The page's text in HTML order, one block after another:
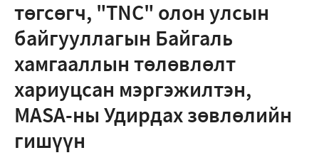
төгсөгч, "TNC" олон улсын
байгууллагын Байгаль
хамгааллын төлөвлөлт
хариуцсан мэргэжилтэн,
MASA-ны Удирдах зөвлөлийн
гишүүн